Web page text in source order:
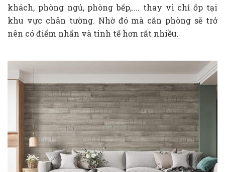
khách, phòng ngủ, phòng bếp,.... thay vì chỉ ốp tại
khu vực chân tường. Nhờ đó mà căn phòng sẽ trở
nên có điểm nhấn và tinh tế hơn rất nhiều.